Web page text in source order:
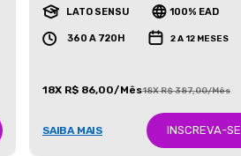
LATO SENSU 100% EAD
360 A 720H 2 A 12 MESES
18X R$ 86,00/Mês18X R$ 387,00/Mês
SAIBA MAIS INSCREVA-SE